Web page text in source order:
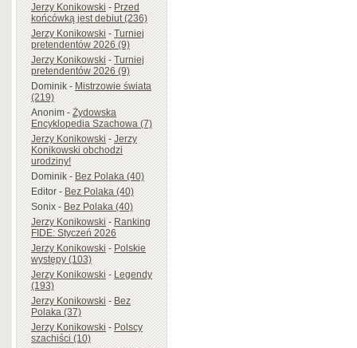
Jerzy Konikowski-Przed
końcówką jest debiut (236)
Jerzy Konikowski-Turniej
pretendentów 2026 (9)
Jerzy Konikowski-Turniej
pretendentów 2026 (9)
Dominik-Mistrzowie świata
(219)
Anonim-Żydowska
Encyklopedia Szachowa (7)
Jerzy Konikowski-Jerzy
Konikowski obchodzi
urodziny!
Dominik-Bez Polaka (40)
Editor-Bez Polaka (40)
Sonix-Bez Polaka (40)
Jerzy Konikowski-Ranking
FIDE: Styczeń 2026
Jerzy Konikowski-Polskie
występy (103)
Jerzy Konikowski-Legendy
(193)
Jerzy Konikowski-Bez
Polaka (37)
Jerzy Konikowski-Polscy
szachiści (10)